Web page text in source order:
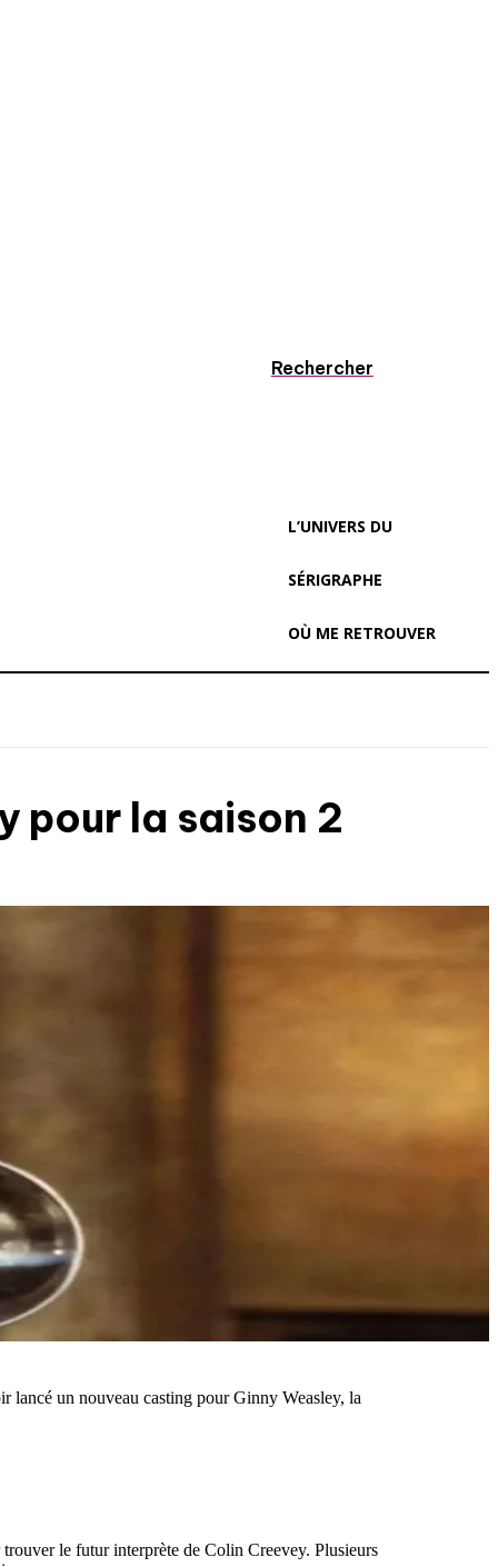
Rechercher
L’UNIVERS DU
SÉRIGRAPHE
OÙ ME RETROUVER
pour la saison 2
lancé un nouveau casting pour Ginny Weasley, la
le futur interprète de Colin Creevey. Plusieurs